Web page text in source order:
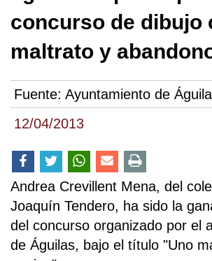
12/04/2013
concurso de dibujo
maltrato y
Fuente: Ayuntamiento de
Andrea Crevillent Mena, del
Joaquín Tendero, ha sido la
del concurso organizado por el
de Águilas, bajo el título "Uno